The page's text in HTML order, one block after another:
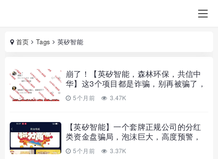
首页 Tags 英矽智能
崩了！【英矽智能，森林环保，共信中
华】这3个项目都是诈骗，别再被骗了，
赶紧跑！
5个月前 3.47K
【英矽智能】一个套牌正规公司的分红
类资金盘骗局，泡沫巨大，高度预警，
即将崩盘跑路！
5个月前 3.37K